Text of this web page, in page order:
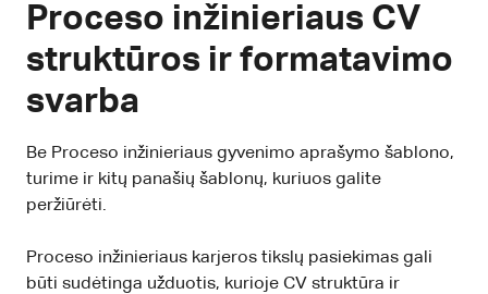
Proceso inžinieriaus CV
struktūros ir formatavimo
svarba
Be Proceso inžinieriaus gyvenimo aprašymo šablono,
turime ir kitų panašių šablonų, kuriuos galite
peržiūrėti.
Proceso inžinieriaus karjeros tikslų pasiekimas gali
būti sudėtinga užduotis, kurioje CV struktūra ir